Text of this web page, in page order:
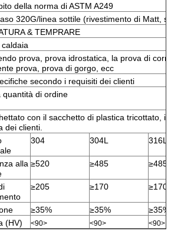
della norma di ASTM A249
320G/linea sottile (rivestimento di Matt,
& TEMPRARE
prova, prova idrostatica, la prova di
prova, prova di gorgo, ecc
secondo i requisiti dei clienti
quantità di ordine
con il sacchetto di plastica tricottato, i
dei clienti.
304 304L 316L
alla ≥520 ≥485 ≥485
≥205 ≥170 ≥170
≥35% ≥35%
≥35%
(HV)
<90> <90> <90>